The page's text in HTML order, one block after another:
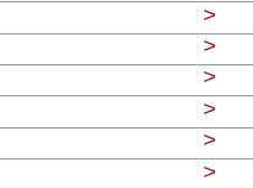
>
>
>
>
>
>